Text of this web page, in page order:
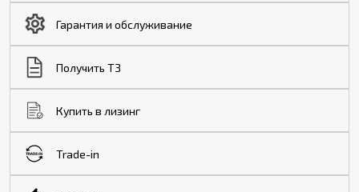
Гарантия и обслуживание
Получить ТЗ
Купить в лизинг
Trade-in